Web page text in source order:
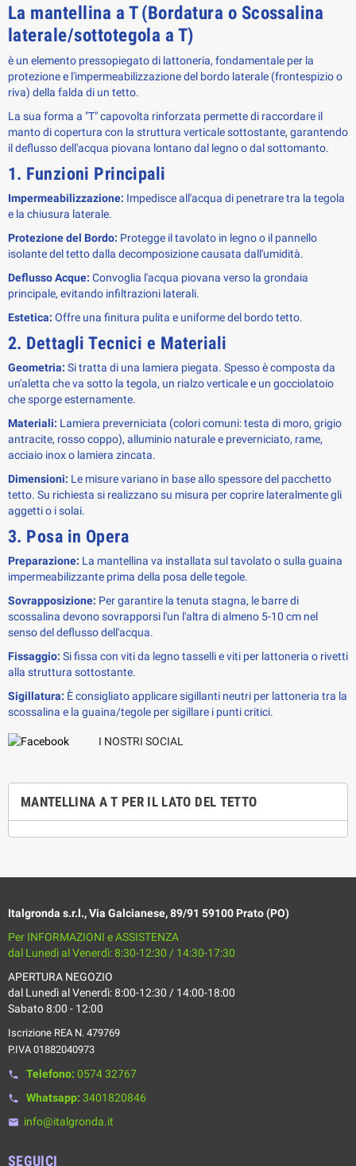
MANTELLINA A T PER IL LATO DEL TETTO
La mantellina a T (Bordatura o Scossalina
laterale/sottotegola a T)
è un elemento pressopiegato di lattoneria, fondamentale per la
protezione e l'impermeabilizzazione del bordo laterale (frontespizio o
riva) della falda di un tetto.
La sua forma a "T" capovolta rinforzata permette di raccordare il
manto di copertura con la struttura verticale sottostante, garantendo
il deflusso dell'acqua piovana lontano dal legno o dal sottomanto.
1. Funzioni Principali
Impermeabilizzazione: Impedisce all'acqua di penetrare tra la tegola
e la chiusura laterale.
Protezione del Bordo: Protegge il tavolato in legno o il pannello
isolante del tetto dalla decomposizione causata dall'umidità.
Deflusso Acque: Convoglia l'acqua piovana verso la grondaia
principale, evitando infiltrazioni laterali.
Estetica: Offre una finitura pulita e uniforme del bordo tetto.
2. Dettagli Tecnici e Materiali
Geometria: Si tratta di una lamiera piegata. Spesso è composta da
un'aletta che va sotto la tegola, un rialzo verticale e un gocciolatoio
che sporge esternamente.
Materiali: Lamiera preverniciata (colori comuni: testa di moro, grigio
antracite, rosso coppo), alluminio naturale e preverniciato, rame,
acciaio inox o lamiera zincata.
Dimensioni: Le misure variano in base allo spessore del pacchetto
tetto. Su richiesta si realizzano su misura per coprire lateralmente gli
aggetti o i solai.
3. Posa in Opera
Preparazione: La mantellina va installata sul tavolato o sulla guaina
impermeabilizzante prima della posa delle tegole.
Sovrapposizione: Per garantire la tenuta stagna, le barre di
scossalina devono sovrapporsi l'un l'altra di almeno 5-10 cm nel
senso del deflusso dell'acqua.
Fissaggio: Si fissa con viti da legno tasselli e viti per lattoneria o rivetti
alla struttura sottostante.
Sigillatura: È consigliato applicare sigillanti neutri per lattoneria tra la
scossalina e la guaina/tegole per sigillare i punti critici.
I NOSTRI SOCIAL
Italgronda s.r.l., Via Galcianese, 89/91 59100 Prato (PO)
Per INFORMAZIONI e ASSISTENZA
dal Lunedì al Venerdì: 8:30-12:30 / 14:30-17:30
APERTURA NEGOZIO
dal Lunedì al Venerdì: 8:00-12:30 / 14:00-18:00
Sabato 8:00 - 12:00
Iscrizione REA N. 479769
P.IVA 01882040973
phone Telefono: 0574 32767
phone Whatsapp: 3401820846
email info@italgronda.it
SEGUICI